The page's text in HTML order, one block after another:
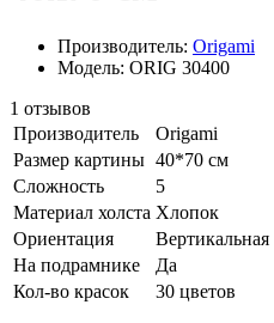
Производитель: Origami
Модель: ORIG 30400
1 отзывов
Производитель
Origami
Размер картины 40*70 см
Сложность
5
Материал холста Хлопок
Ориентация
Вертикальная
На подрамнике
Да
Кол-во красок
30 цветов